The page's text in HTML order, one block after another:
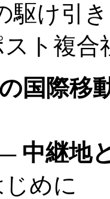
駆け引き
合社
国際移
して
に